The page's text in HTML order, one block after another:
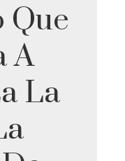
Que
A
La